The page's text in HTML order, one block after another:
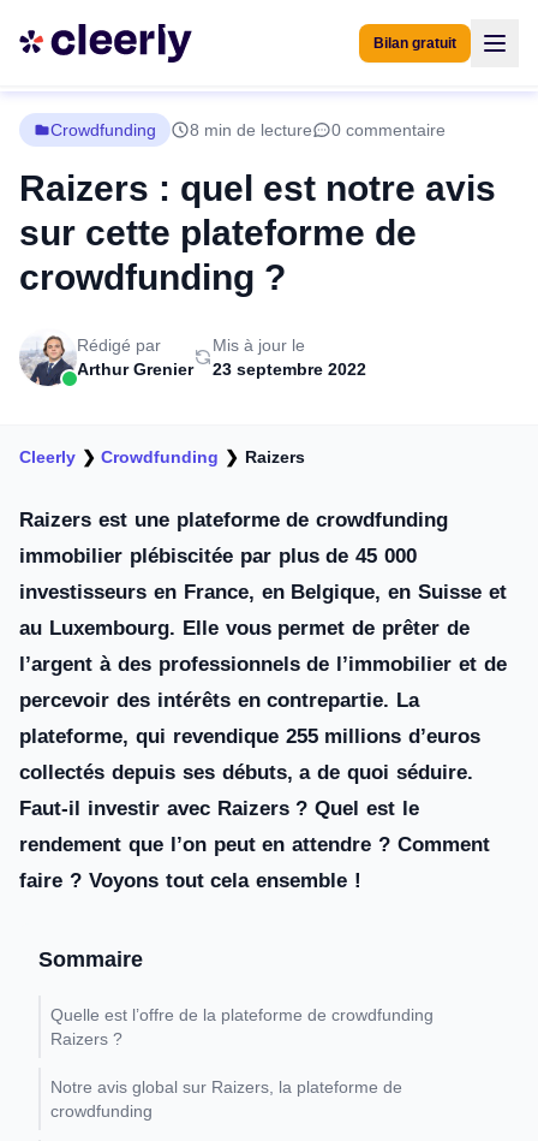
Bilan gratuit
Crowdfunding 8 min de lecture 0 commentaire
Raizers : quel est notre avis
sur cette plateforme de
crowdfunding ?
Rédigé par
Arthur Grenier
Mis à jour le
23 septembre 2022
Cleerly ❯Crowdfunding ❯ Raizers
Raizers est une plateforme de crowdfunding
immobilier plébiscitée par plus de 45 000
investisseurs en France, en Belgique, en Suisse et
au Luxembourg. Elle vous permet de prêter de
l’argent à des professionnels de l’immobilier et de
percevoir des intérêts en contrepartie. La
plateforme, qui revendique 255 millions d’euros
collectés depuis ses débuts, a de quoi séduire.
Faut-il investir avec Raizers ? Quel est le
rendement que l’on peut en attendre ? Comment
faire ? Voyons tout cela ensemble !
Sommaire
Quelle est l’offre de la plateforme de crowdfunding
Raizers ?
Notre avis global sur Raizers, la plateforme de
crowdfunding